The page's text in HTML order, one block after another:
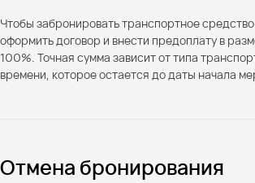
Чтобы забронировать транспортное
оформить договор и внести предоплату в
100%. Точная сумма зависит от типа
времени, которое остается до даты начала
Отмена бронирования